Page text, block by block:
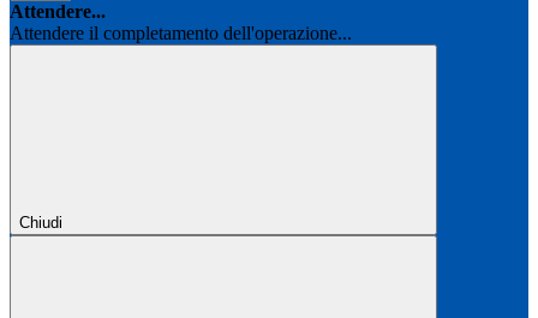
Attendere...
Attendere il completamento dell'operazione...
Chiudi